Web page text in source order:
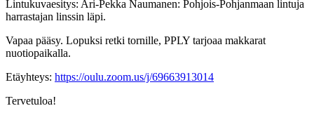
Lintukuvaesitys: Ari-Pekka Naumanen: Pohjois-Pohjanmaan lintuja
harrastajan linssin läpi.
Vapaa pääsy. Lopuksi retki tornille, PPLY tarjoaa makkarat
nuotiopaikalla.
Etäyhteys: https://oulu.zoom.us/j/69663913014
Tervetuloa!